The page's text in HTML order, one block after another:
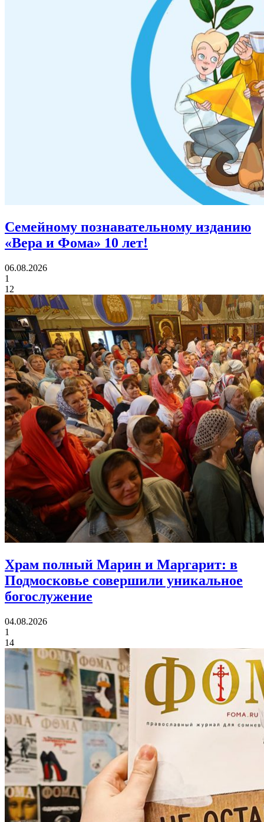
Семейному познавательному изданию
«Вера и Фома» 10 лет!
06.08.2026
1
12
Храм полный Марин и Маргарит: в
Подмосковье совершили уникальное
богослужение
04.08.2026
1
14